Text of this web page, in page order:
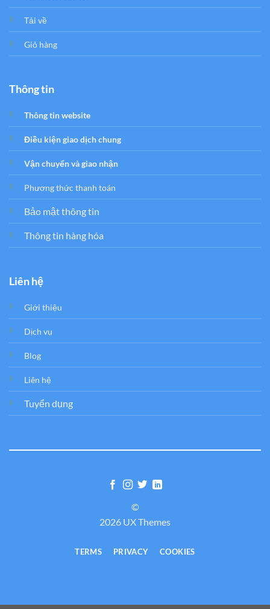
Tải về
Giỏ hàng
Thông tin
Thông tin website
Điều kiện giao dịch chung
Vận chuyển và giao nhận
Phương thức thanh toán
Bảo mật thông tin
Thông tin hàng hóa
Liên hệ
Giới thiệu
Dịch vụ
Blog
Liên hệ
Tuyển dụng
©
2026 UX Themes
TERMS PRIVACY COOKIES